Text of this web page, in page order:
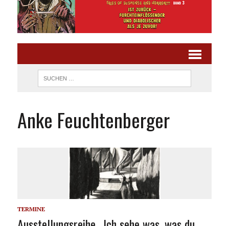
Anke Feuchtenberger
TERMINE